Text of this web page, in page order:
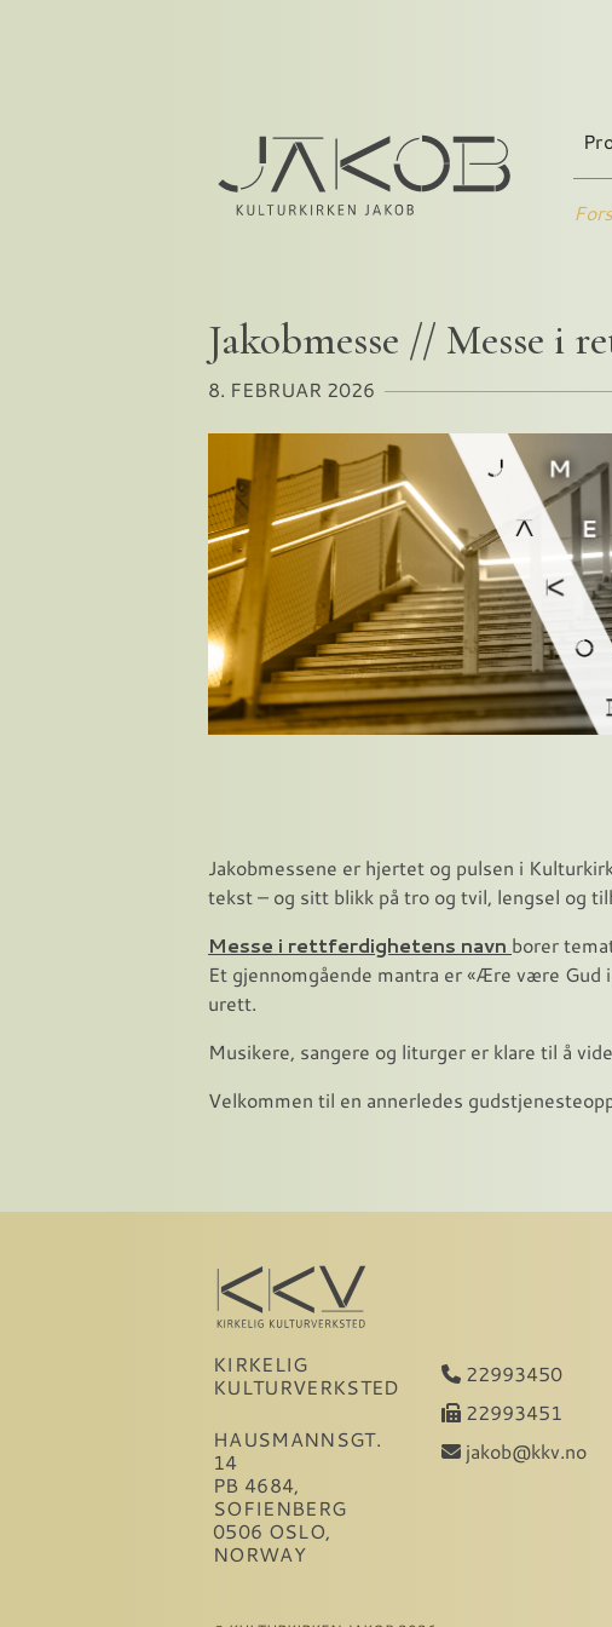
Jakobmesse // Messe i
8. FEBRUAR 2026
Jakobmessene er hjertet og pulsen i
tekst – og sitt blikk på tro og tvil, lengsel og
Messe i rettferdighetens navn borer
Et gjennomgående mantra er «Ære være
urett.
Musikere, sangere og liturger er klare til å
Velkommen til en annerledes
KIRKELIG
KULTURVERKSTED
HAUSMANNSGT.
14
PB 4684,
SOFIENBERG
0506 OSLO,
NORWAY
22993450
22993451
jakob@kkv.no